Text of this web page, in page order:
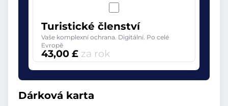
Turistické členství
Vaše komplexní ochrana. Digitální. Po celé
Evropě
43,00 £ za rok
Dárková karta